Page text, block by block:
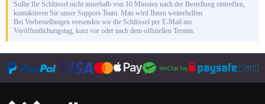
Sollte Ihr Schlüssel nicht innerhalb von 10 Minuten nach der Bestellung eintreffen,
kontaktieren Sie unser Support-Team. Man wird Ihnen weiterhelfen.
Bei Vorbestellungen versenden wir die Schlüssel per E-Mail am
Veröffentlichungstag, kurz vor oder nach dem offiziellen Termin.